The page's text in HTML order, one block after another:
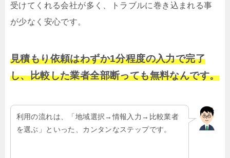
受けてくれる会社が多く、トラブルに巻き込まれる事
が少なく安心です。
見積もり依頼はわずか1分程度の入力で完了
し、比較した業者全部断っても無料なんです。
利用の流れは、「地域選択→情報入力→比較業者
を選ぶ」といった、カンタンなステップです。